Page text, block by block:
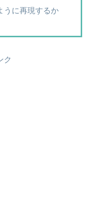
うに再現するか
ク